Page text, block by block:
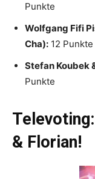
Punkte
Wolfgang Fifi
Cha): 12 Punkte
Stefan Koubek
Punkte
& Florian!